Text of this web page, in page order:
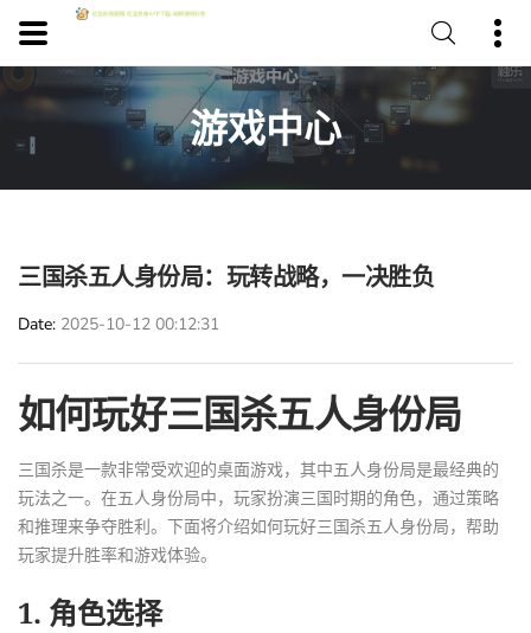
游戏中心
三国杀五人身份局：玩转战略，一决胜负
Date 2025-10-12 00:12:31
如何玩好三国杀五人身份局
三国杀是一款非常受欢迎的桌面游戏，其中五人身份局是最经典的
玩法之一。在五人身份局中，玩家扮演三国时期的角色，通过策略
和推理来争夺胜利。下面将介绍如何玩好三国杀五人身份局，帮助
玩家提升胜率和游戏体验。
1. 角色选择